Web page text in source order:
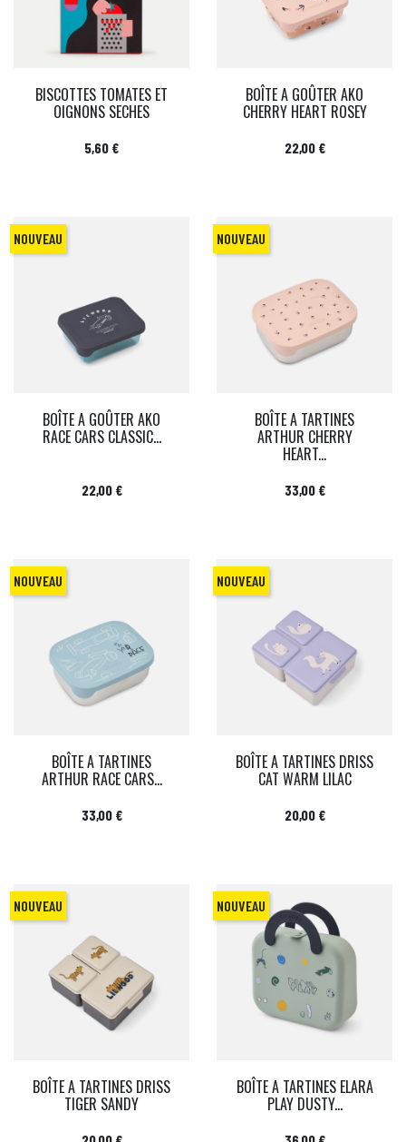
BISCOTTES TOMATES ET
OIGNONS SECHES
Prix
5,60 €
BOÎTE A GOÛTER AKO
CHERRY HEART ROSEY
Prix
22,00 €
BOÎTE A GOÛTER AKO
RACE CARS CLASSIC...
Prix
22,00 €
NOUVEAU
BOÎTE A TARTINES
ARTHUR CHERRY
HEART...
Prix
33,00 €
NOUVEAU
BOÎTE A TARTINES
ARTHUR RACE CARS...
Prix
33,00 €
NOUVEAU
BOÎTE A TARTINES DRISS
CAT WARM LILAC
Prix
20,00 €
NOUVEAU
BOÎTE A TARTINES DRISS
TIGER SANDY
NOUVEAU
BOÎTE A TARTINES ELARA
PLAY DUSTY...
NOUVEAU